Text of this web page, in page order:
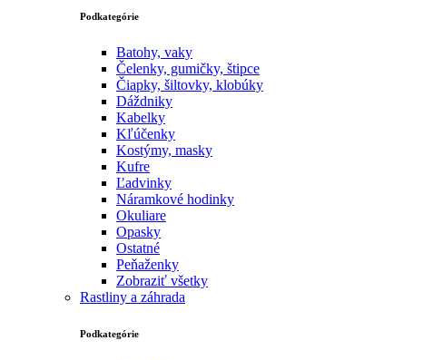
Podkategórie
Batohy, vaky
Čelenky, gumičky, štipce
Čiapky, šiltovky, klobúky
Dáždniky
Kabelky
Kľúčenky
Kostýmy, masky
Kufre
Ľadvinky
Náramkové hodinky
Okuliare
Opasky
Ostatné
Peňaženky
Zobraziť všetky
Rastliny a záhrada
Podkategórie